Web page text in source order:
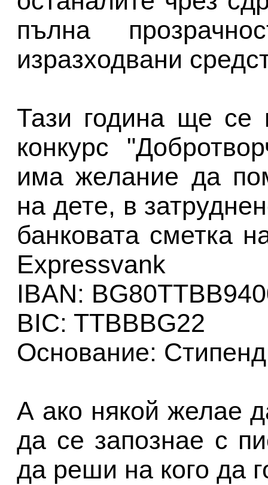
пълна
изразходвани
Тази година ще се
конкурс
има желание да
на дете, в
банковата сметка
Expressvank
IBAN:
BIC: TTBBBG22
Основание:
А ако някой желае
да се запознае с
да реши на кого да